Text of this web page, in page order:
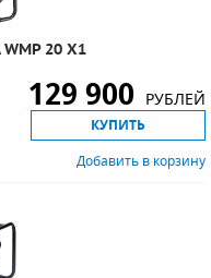
20 X1
129 900 РУБЛЕЙ
КУПИТЬ
Добавить в корзину